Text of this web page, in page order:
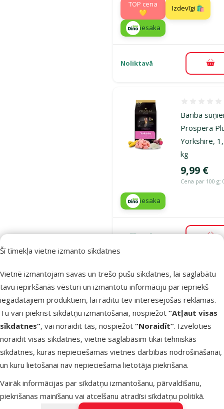
Šī tīmekļa vietne izmanto sīkdatnes
Vietnē izmantojam savas un trešo pušu sīkdatnes, lai saglabātu
tavu iepirkšanās vēsturi un izmantotu informāciju par iepriekš
iegādātajiem produktiem, lai rādītu tev interesējošas reklāmas.
Tu vari piekrist sīkdatņu izmantošanai, nospiežot “Atļaut visas
sīkdatnes”, vai noraidīt tās, nospiežot “Noraidīt”. Izvēloties
noraidīt visas sīkdatnes, vietnē saglabāsim tikai tehniskās
sīkdatnes, kuras nepieciešamas vietnes darbības nodrošināšanai,
un kuru lietošanai nav nepieciešama lietotāja piekrišana.
Vairāk informācijas par sīkdatņu izmantošanu, pārvaldīšanu,
piekrišanas mainīšanu vai atcelšanu atradīsi sīkdatņu politikā.
TOP cena
💛
Izdevīgi 🛍️
iesaka
Noliktavā
Barība
Prospera
Yorkshire,
kg
Cena
9,99 €
Cena par 100 g:
iesaka
Noliktavā
Barība
Prospera
Chihuahua,
kg
Oriģinālā
9,99 €
Cena
6,98 €
Cena par
100 g:
TOP cena
💛
Izdevīgi 🛍️